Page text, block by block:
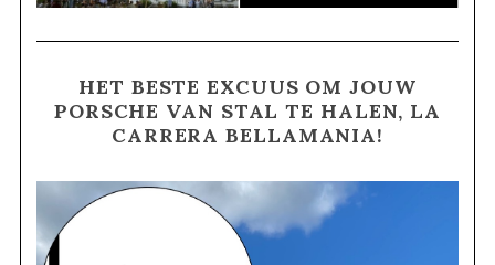
HET BESTE EXCUUS OM JOUW
PORSCHE VAN STAL TE HALEN, LA
CARRERA BELLAMANIA!